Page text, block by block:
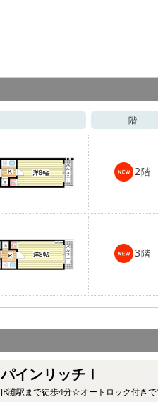
階
2階
3階
パインリッチⅠ
JR灘駅まで徒歩4分☆オートロック付き